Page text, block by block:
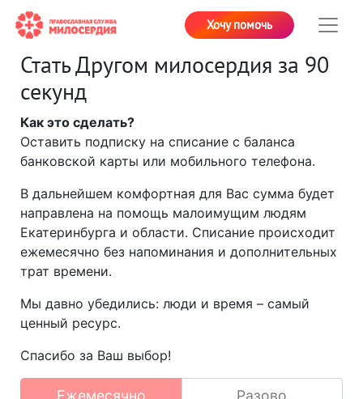
Хочу помочь
Стать Другом милосердия за 90
секунд
Как это сделать?
Оставить подписку на списание с баланса
банковской карты или мобильного телефона.
В дальнейшем комфортная для Вас сумма будет
направлена на помощь малоимущим людям
Екатеринбурга и области. Списание происходит
ежемесячно без напоминания и дополнительных
трат времени.
Мы давно убедились: люди и время – самый
ценный ресурс.
Спасибо за Ваш выбор!
Ежемесячно Разово